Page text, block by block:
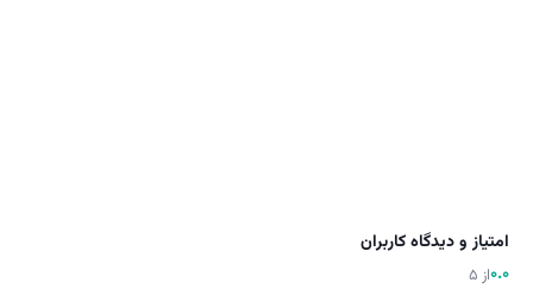
امتیاز و دیدگاه کاربران
0.0از 5